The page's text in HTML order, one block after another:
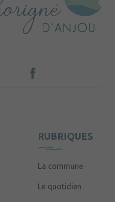
RUBRIQUES
La commune
Le quotidien